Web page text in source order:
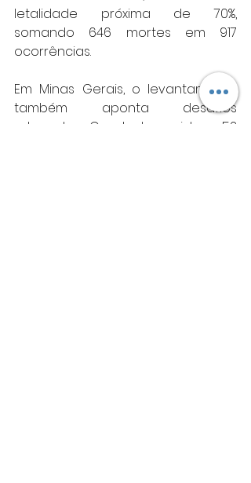
letalidade próxima de 70%,
somando 646 mortes em 917
ocorrências.
Em Minas Gerais, o levantamento
também aponta desafios
relevantes. O estado registrou 52